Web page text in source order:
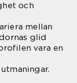
och
mellan
glid
vara en